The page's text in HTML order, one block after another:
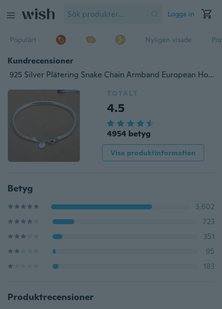
Logga in
Populärt Nyligen visade
Kundrecensioner
925 Silver Plätering Snake Chain Armband European Hot Bangle Armband Smycken DIY
TOTALT
4.5
4954 betyg
Visa produktinformation
Betyg
3,602
723
351
95
183
Produktrecensioner